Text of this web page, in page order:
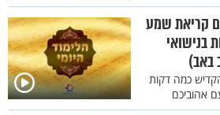
קריאת שמע
בנישואי
באב)
כמה דקות
אהוביכם